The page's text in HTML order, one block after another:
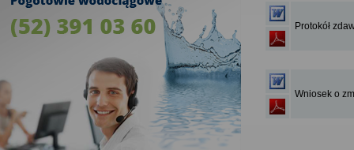
Protokół
Wniosek o